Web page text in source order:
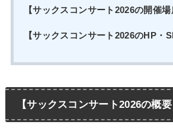
【サックスコンサート2026の開催場
【サックスコンサート2026のHP・
【サックスコンサート2026の概要